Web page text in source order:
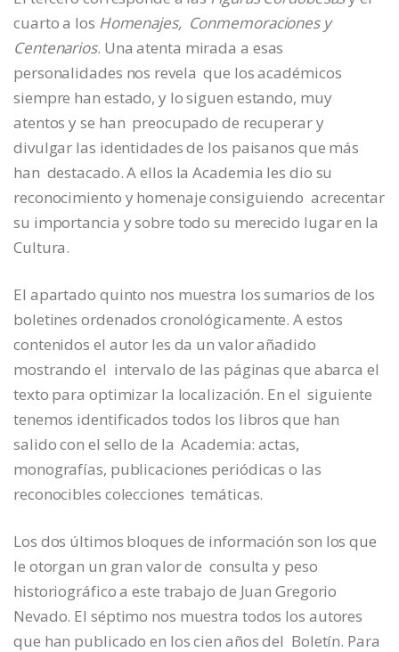
cuarto a los Homenajes, Conmemoraciones y
Centenarios. Una atenta mirada a esas
personalidades nos revela que los académicos
siempre han estado, y lo siguen estando, muy
atentos y se han preocupado de recuperar y
divulgar las identidades de los paisanos que más
han destacado. A ellos la Academia les dio su
reconocimiento y homenaje consiguiendo acrecentar
su importancia y sobre todo su merecido lugar en la
Cultura.
El apartado quinto nos muestra los sumarios de los
boletines ordenados cronológicamente. A estos
contenidos el autor les da un valor añadido
mostrando el intervalo de las páginas que abarca el
texto para optimizar la localización. En el siguiente
tenemos identificados todos los libros que han
salido con el sello de la Academia: actas,
monografías, publicaciones periódicas o las
reconocibles colecciones temáticas.
Los dos últimos bloques de información son los que
le otorgan un gran valor de consulta y peso
historiográfico a este trabajo de Juan Gregorio
Nevado. El séptimo nos muestra todos los autores
que han publicado en los cien años del Boletín. Para